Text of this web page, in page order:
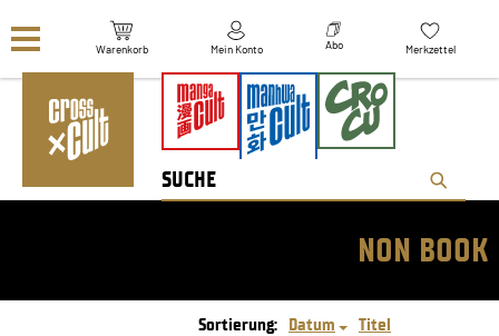
Warenkorb Mein Konto Abo Merkzettel
NON BOOK
Sortierung: Datum Titel